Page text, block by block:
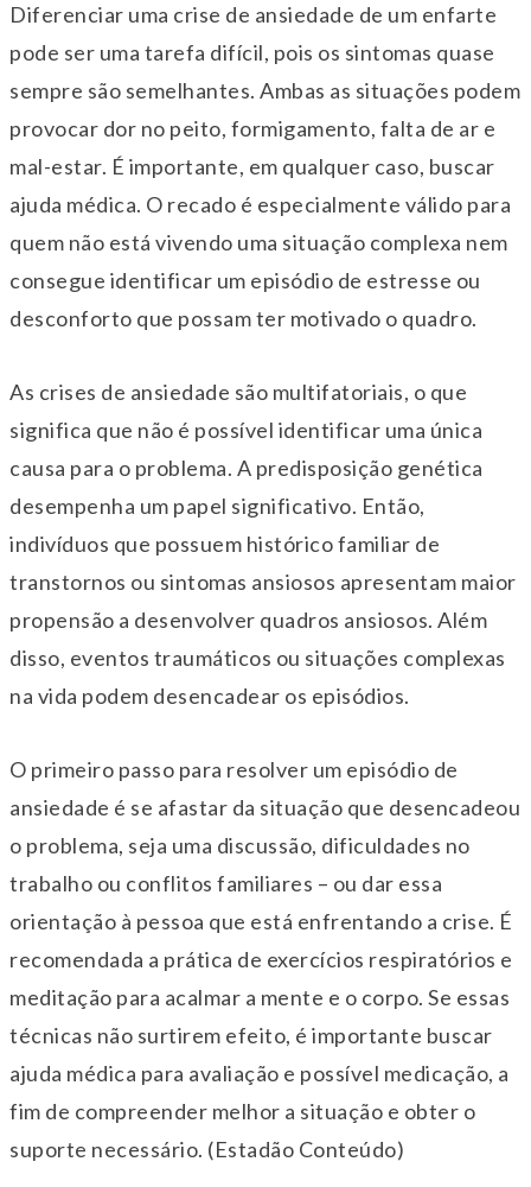
Diferenciar uma crise de ansiedade de um enfarte
pode ser uma tarefa difícil, pois os sintomas quase
sempre são semelhantes. Ambas as situações podem
provocar dor no peito, formigamento, falta de ar e
mal-estar. É importante, em qualquer caso, buscar
ajuda médica. O recado é especialmente válido para
quem não está vivendo uma situação complexa nem
consegue identificar um episódio de estresse ou
desconforto que possam ter motivado o quadro.
As crises de ansiedade são multifatoriais, o que
significa que não é possível identificar uma única
causa para o problema. A predisposição genética
desempenha um papel significativo. Então,
indivíduos que possuem histórico familiar de
transtornos ou sintomas ansiosos apresentam maior
propensão a desenvolver quadros ansiosos. Além
disso, eventos traumáticos ou situações complexas
na vida podem desencadear os episódios.
O primeiro passo para resolver um episódio de
ansiedade é se afastar da situação que desencadeou
o problema, seja uma discussão, dificuldades no
trabalho ou conflitos familiares – ou dar essa
orientação à pessoa que está enfrentando a crise. É
recomendada a prática de exercícios respiratórios e
meditação para acalmar a mente e o corpo. Se essas
técnicas não surtirem efeito, é importante buscar
ajuda médica para avaliação e possível medicação, a
fim de compreender melhor a situação e obter o
suporte necessário. (Estadão Conteúdo)